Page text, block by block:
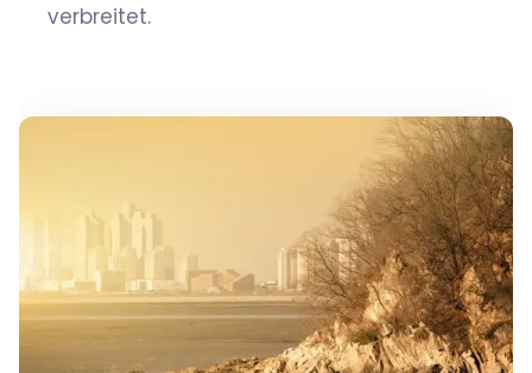
verbreitet.